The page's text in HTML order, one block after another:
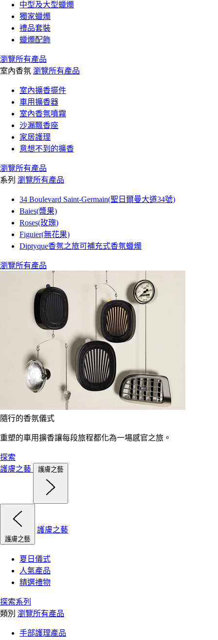
中型及大型蠟燭
獨家蠟燭
禮品套裝
蠟燭配飾
瀏覽所有產品
室內香氛 瀏覽所有產品
室內擴香擺件
車用擴香器
室內香氛噴霧
沙漏飄香座
家居護理
意想不到的擴香
瀏覽所有產品
系列 瀏覽所有產品
34 Boulevard Saint-Germain(聖日爾曼大道34號)
Baies(漿果)
Roses(玫瑰)
Figuier(無花果)
Diptyque香氛之旅可補充式香氛蠟燭
瀏覽所有產品
隨行的香氛儀式
重塑的車用擴香讓每段旅程都化為一場感官之旅。
探索
護膚之藝
護膚之藝
護膚之藝
護膚之藝
夏日儀式
人氣產品
精選禮物
探索系列
類別 瀏覽所有產品
手部護理產品